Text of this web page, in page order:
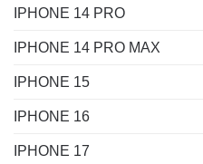
IPHONE 14 PRO
IPHONE 14 PRO MAX
IPHONE 15
IPHONE 16
IPHONE 17